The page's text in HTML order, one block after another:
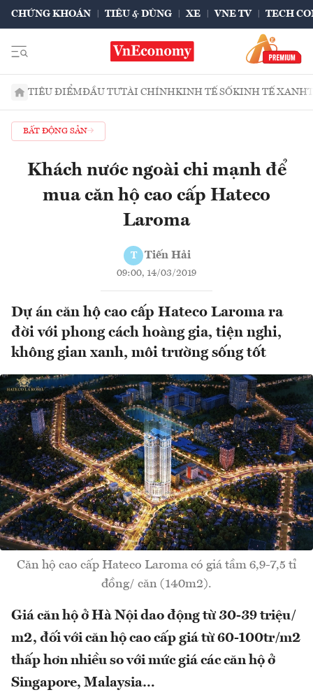
CHỨNG KHOÁN TIÊU & DÙNG XE VNE TV TECH
TIÊU ĐIỂMĐẦU TƯTÀI CHÍNHKINH TẾ SỐKINH TẾ XANH
BẤT ĐỘNG SẢN
Khách nước ngoài chi mạnh để
mua căn hộ cao cấp Hateco
Laroma
T Tiến Hải
09:00, 14/03/2019
Dự án căn hộ cao cấp Hateco Laroma ra
đời với phong cách hoàng gia, tiện nghi,
không gian xanh, môi trường sống tốt
Căn hộ cao cấp Hateco Laroma có giá tầm 6,9-7,5 tỉ
đồng/ căn (140m2).
Giá căn hộ ở Hà Nội dao động từ 30-39 triệu/
m2, đối với căn hộ cao cấp giá từ 60-100tr/m2
thấp hơn nhiều so với mức giá các căn hộ ở
Singapore, Malaysia…